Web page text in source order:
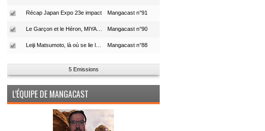
Récap Japan Expo 23e impact Mangacast n°91
Mangacast n°90
Mangacast n°88
5 Emissions
L’ÉQUIPE DE MANGACAST